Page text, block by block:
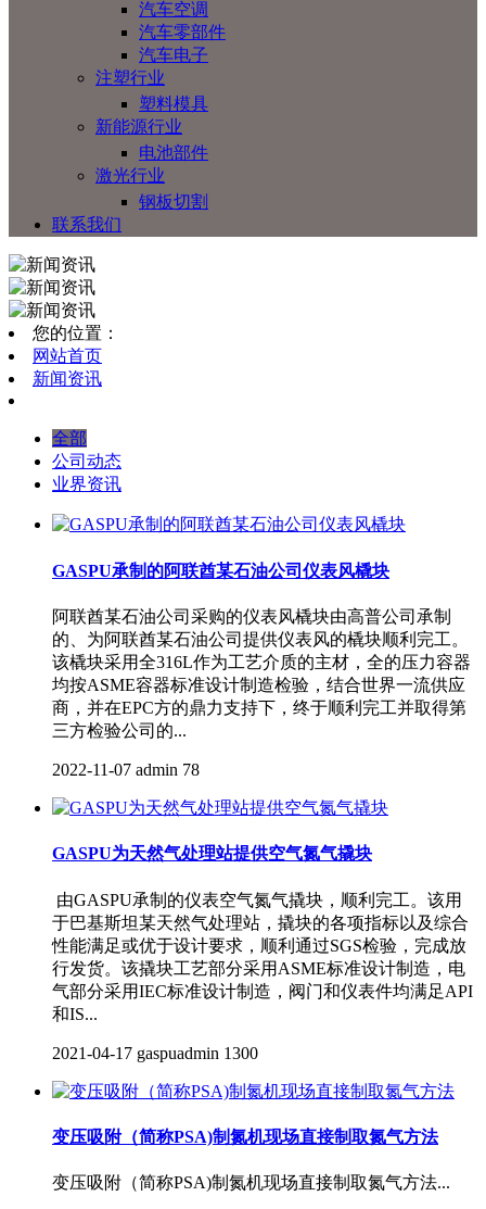
汽车空调
汽车零部件
汽车电子
注塑行业
塑料模具
新能源行业
电池部件
激光行业
钢板切割
联系我们
您的位置：
网站首页
新闻资讯
全部
公司动态
业界资讯
GASPU承制的阿联酋某石油公司仪表风橇块
阿联酋某石油公司采购的仪表风橇块由高普公司承制
的、为阿联酋某石油公司提供仪表风的橇块顺利完工。
该橇块采用全316L作为工艺介质的主材，全的压力容器
均按ASME容器标准设计制造检验，结合世界一流供应
商，并在EPC方的鼎力支持下，终于顺利完工并取得第
三方检验公司的...
2022-11-07 admin 78
GASPU为天然气处理站提供空气氮气撬块
由GASPU承制的仪表空气氮气撬块，顺利完工。该用
于巴基斯坦某天然气处理站，撬块的各项指标以及综合
性能满足或优于设计要求，顺利通过SGS检验，完成放
行发货。该撬块工艺部分采用ASME标准设计制造，电
气部分采用IEC标准设计制造，阀门和仪表件均满足API
和IS...
2021-04-17 gaspuadmin 1300
变压吸附（简称PSA)制氮机现场直接制取氮气方法
变压吸附（简称PSA)制氮机现场直接制取氮气方法...